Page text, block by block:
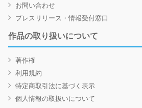
お問い合わせ
プレスリリース・情報受付窓口
作品の取り扱いについて
著作権
利用規約
特定商取引法に基づく表示
個人情報の取扱いについて